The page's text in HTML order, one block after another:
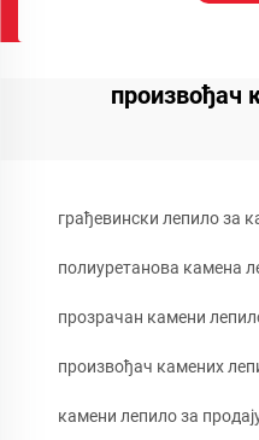
произвођач
грађевински лепило за
полиуретанова камена
прозрачан камени
произвођач камених
камени лепило за